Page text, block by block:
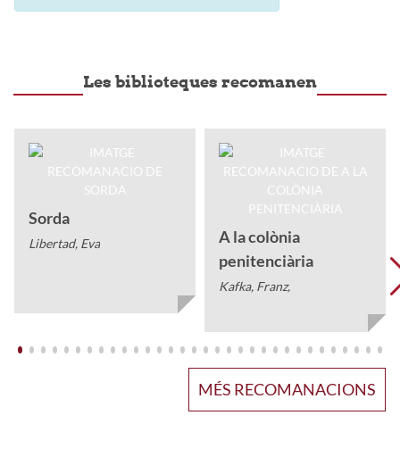
Les biblioteques recomanen
Sorda
Libertad, Eva
A la colònia
penitenciària
Kafka, Franz,
MÉS RECOMANACIONS